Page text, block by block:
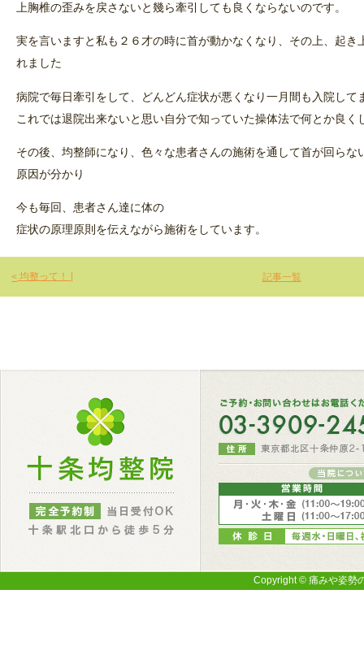
上胸椎の歪みを戻さないと幾ら牽引しても良くならないのです。
実を言いますと私も２６才の時に首が動かなくなり、その上、起き
れました
病院で毎日牽引をして、どんどん症状が悪くなり一月間も入院して
これでは退院出来ないと思い自分で知っていた操体法で何とか良く
その後、均整師になり、色々な患者さんの施術を通して首が回ら
原因が分かり
今も毎回、患者さん達に体の
症状の原理原則を伝えながら施術をしています。
< 均整って！ | 記事一覧
Copyright © 痛みや姿勢